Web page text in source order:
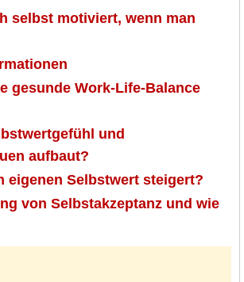
selbst motiviert, wenn man
gesunde Work-Life-Balance
und
aufbaut?
eigenen Selbstwert steigert?
von Selbstakzeptanz und wie